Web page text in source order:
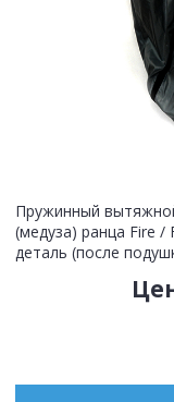
Пружинный
(медуза) ранца Fire /
деталь (после